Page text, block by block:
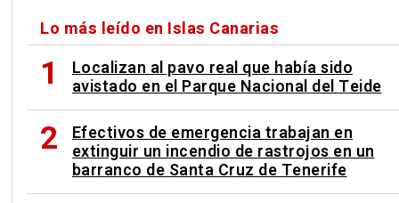
Lo más leído en Islas Canarias
Localizan al pavo real que había sido
avistado en el Parque Nacional del Teide
Efectivos de emergencia trabajan en
extinguir un incendio de rastrojos en un
barranco de Santa Cruz de Tenerife